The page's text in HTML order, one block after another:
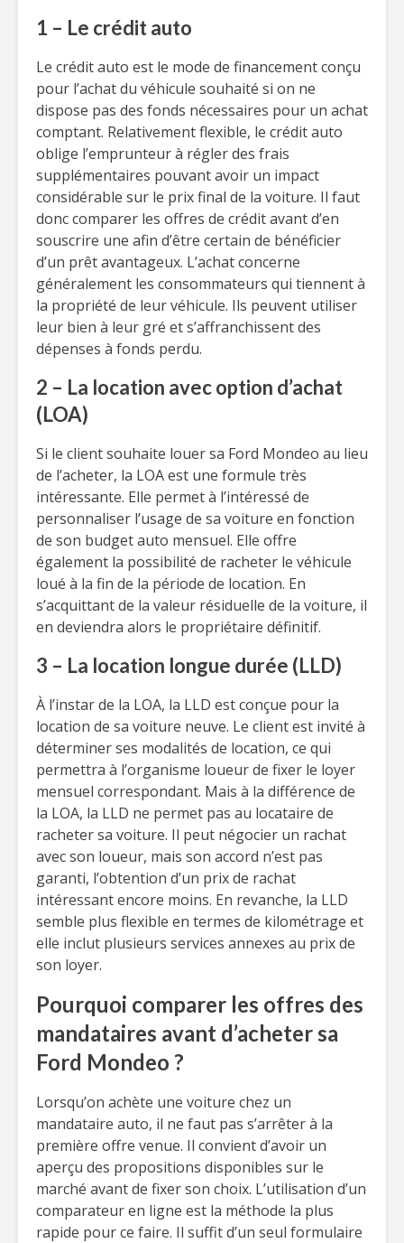
1 – Le crédit auto
Le crédit auto est le mode de financement conçu
pour l’achat du véhicule souhaité si on ne
dispose pas des fonds nécessaires pour un achat
comptant. Relativement flexible, le crédit auto
oblige l’emprunteur à régler des frais
supplémentaires pouvant avoir un impact
considérable sur le prix final de la voiture. Il faut
donc comparer les offres de crédit avant d’en
souscrire une afin d’être certain de bénéficier
d’un prêt avantageux. L’achat concerne
généralement les consommateurs qui tiennent à
la propriété de leur véhicule. Ils peuvent utiliser
leur bien à leur gré et s’affranchissent des
dépenses à fonds perdu.
2 – La location avec option d’achat
(LOA)
Si le client souhaite louer sa Ford Mondeo au lieu
de l’acheter, la LOA est une formule très
intéressante. Elle permet à l’intéressé de
personnaliser l’usage de sa voiture en fonction
de son budget auto mensuel. Elle offre
également la possibilité de racheter le véhicule
loué à la fin de la période de location. En
s’acquittant de la valeur résiduelle de la voiture, il
en deviendra alors le propriétaire définitif.
3 – La location longue durée (LLD)
À l’instar de la LOA, la LLD est conçue pour la
location de sa voiture neuve. Le client est invité à
déterminer ses modalités de location, ce qui
permettra à l’organisme loueur de fixer le loyer
mensuel correspondant. Mais à la différence de
la LOA, la LLD ne permet pas au locataire de
racheter sa voiture. Il peut négocier un rachat
avec son loueur, mais son accord n’est pas
garanti, l’obtention d’un prix de rachat
intéressant encore moins. En revanche, la LLD
semble plus flexible en termes de kilométrage et
elle inclut plusieurs services annexes au prix de
son loyer.
Pourquoi comparer les offres des
mandataires avant d’acheter sa
Ford Mondeo ?
Lorsqu’on achète une voiture chez un
mandataire auto, il ne faut pas s’arrêter à la
première offre venue. Il convient d’avoir un
aperçu des propositions disponibles sur le
marché avant de fixer son choix. L’utilisation d’un
comparateur en ligne est la méthode la plus
rapide pour ce faire. Il suffit d’un seul formulaire